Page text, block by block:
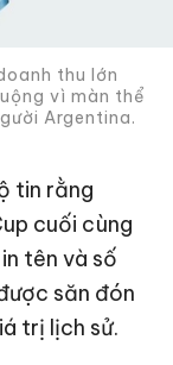
thu lớn
vì màn thể
Argentina.
tin rằng
cuối cùng
tên và số
săn đón
trị lịch sử.